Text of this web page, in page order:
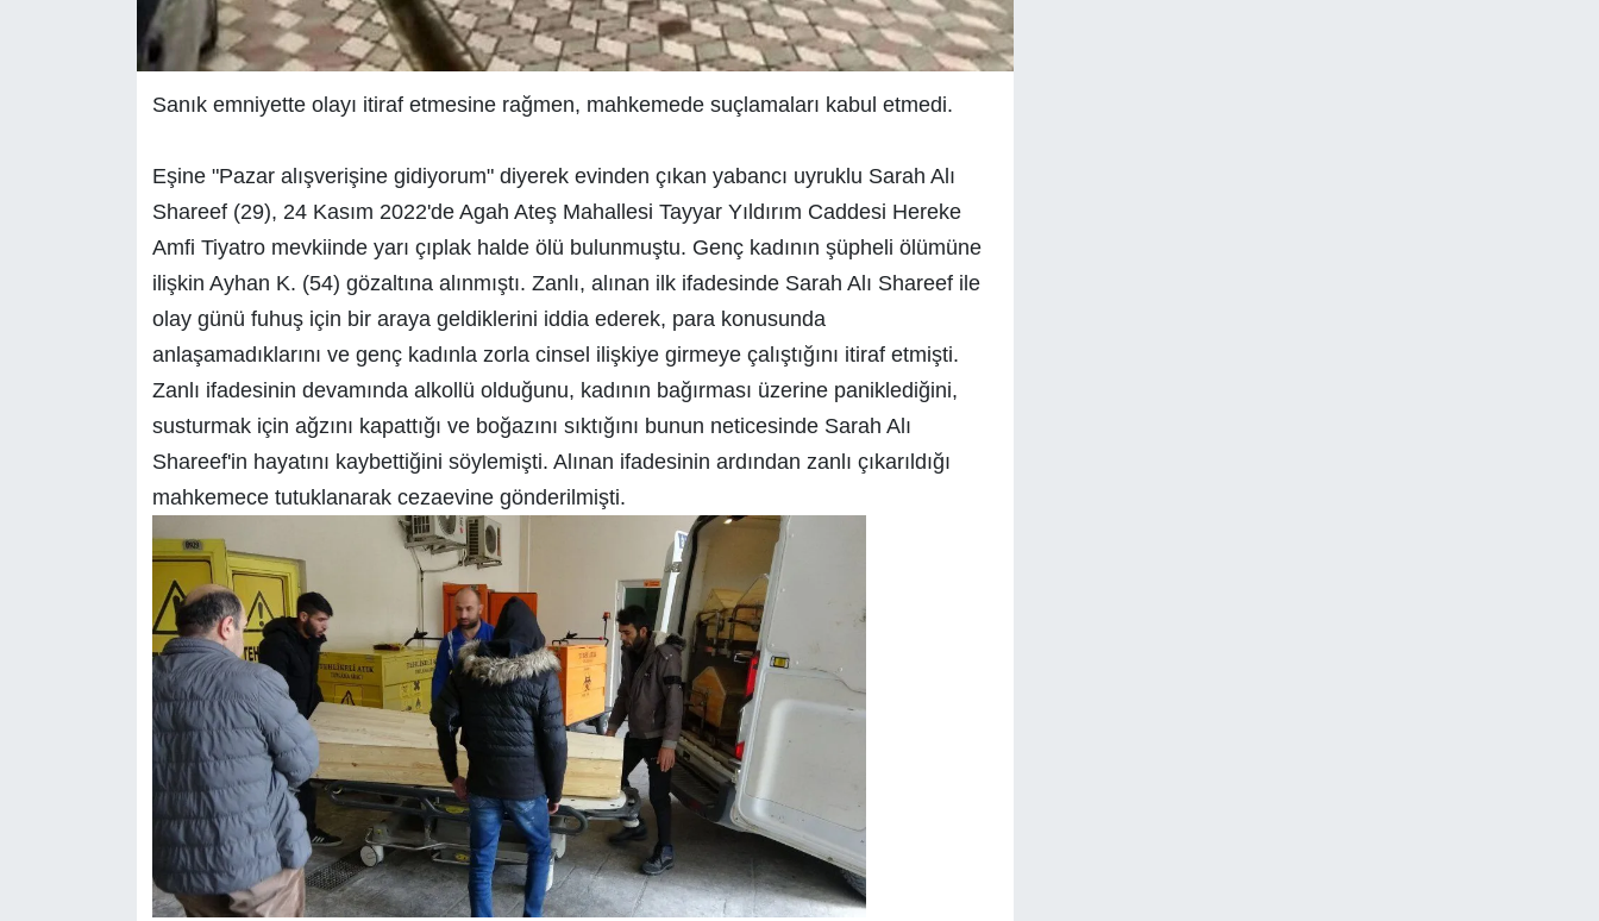
Sanık emniyette olayı itiraf etmesine rağmen, mahkemede suçlamaları kabul etmedi.
Eşine "Pazar alışverişine gidiyorum" diyerek evinden çıkan yabancı uyruklu Sarah Alı
Shareef (29), 24 Kasım 2022'de Agah Ateş Mahallesi Tayyar Yıldırım Caddesi Hereke
Amfi Tiyatro mevkiinde yarı çıplak halde ölü bulunmuştu. Genç kadının şüpheli ölümüne
ilişkin Ayhan K. (54) gözaltına alınmıştı. Zanlı, alınan ilk ifadesinde Sarah Alı Shareef ile
olay günü fuhuş için bir araya geldiklerini iddia ederek, para konusunda
anlaşamadıklarını ve genç kadınla zorla cinsel ilişkiye girmeye çalıştığını itiraf etmişti.
Zanlı ifadesinin devamında alkollü olduğunu, kadının bağırması üzerine paniklediğini,
susturmak için ağzını kapattığı ve boğazını sıktığını bunun neticesinde Sarah Alı
Shareef'in hayatını kaybettiğini söylemişti. Alınan ifadesinin ardından zanlı çıkarıldığı
mahkemece tutuklanarak cezaevine gönderilmişti.